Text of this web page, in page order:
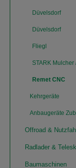
Düvelsdorf
Düvelsdorf
Fliegl
STARK Mulcher
Remet CNC
Kehrgeräte
Anbaugeräte
Offroad &
Radlader &
Baumaschinen